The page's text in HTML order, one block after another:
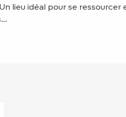
lieu idéal pour se ressourcer